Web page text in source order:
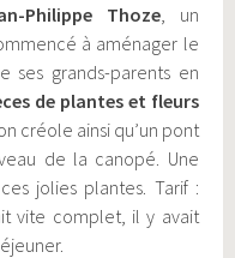
Philippe Thoze, un
à aménager le
ses grands-parents en
de plantes et fleurs
créole ainsi qu’un pont
de la canopé. Une
jolies plantes. Tarif :
vite complet, il y avait